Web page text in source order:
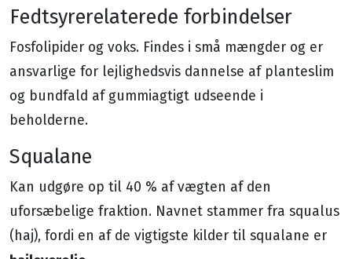
Fedtsyrerelaterede forbindelser
Fosfolipider og voks. Findes i små mængder og er
ansvarlige for lejlighedsvis dannelse af planteslim
og bundfald af gummiagtigt udseende i
beholderne.
Squalane
Kan udgøre op til 40 % af vægten af den
uforsæbelige fraktion. Navnet stammer fra squalus
(haj), fordi en af de vigtigste kilder til squalane er